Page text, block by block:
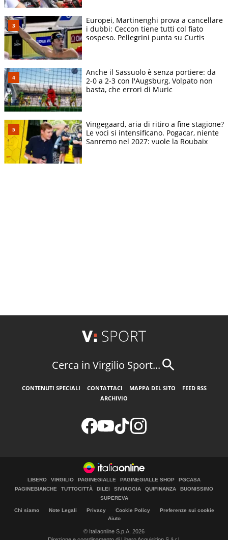
Europei, Martinenghi prova a cancellare
i dubbi: Ceccon tiene tutti col fiato
sospeso. Pellegrini punta su Curtis
Anche il Sassuolo è senza portiere: da
2-0 a 2-3 con l'Augsburg, Volpato non
basta, che errori di Muric
Vingegaard, aria di ritiro a fine stagione?
Le voci si intensificano. Pogacar, niente
Sanremo nel 2027: vuole la Roubaix
Cerca in Virgilio Sport...
CONTENUTI SPECIALI CONTATTACI MAPPA DEL SITO
FEED RSS
ARCHIVIO
LIBERO VIRGILIO PAGINEGIALLE PAGINEGIALLE SHOP
PGCASA
PAGINEBIANCHE
TUTTOCITTÀ DILEI SIVIAGGIA QUIFINANZA
BUONISSIMO
SUPEREVA
Chi siamo Note Legali Privacy Cookie Policy
Preferenze sui cookie
Aiuto
© Italiaonline S.p.A. 2026